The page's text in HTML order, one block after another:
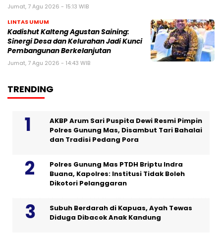
Jumat, 7 Agu 2026 - 15:13 WIB
LINTAS UMUM
Kadishut Kalteng Agustan Saining:
Sinergi Desa dan Kelurahan Jadi Kunci
Pembangunan Berkelanjutan
Jumat, 7 Agu 2026 - 14:43 WIB
TRENDING
AKBP Arum Sari Puspita Dewi Resmi Pimpin
Polres Gunung Mas, Disambut Tari Bahalai
dan Tradisi Pedang Pora
Polres Gunung Mas PTDH Briptu Indra
Buana, Kapolres: Institusi Tidak Boleh
Dikotori Pelanggaran
Subuh Berdarah di Kapuas, Ayah Tewas
Diduga Dibacok Anak Kandung